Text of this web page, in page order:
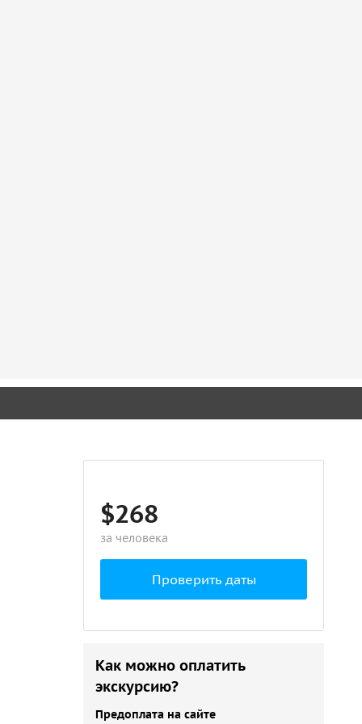
$268
за человека
Проверить даты
Как можно оплатить
экскурсию?
Предоплата на сайте